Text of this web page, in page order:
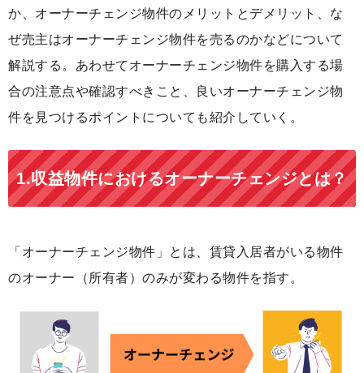
か、オーナーチェンジ物件のメリットとデメリット、な
ぜ売主はオーナーチェンジ物件を売るのかなどについて
解説する。あわせてオーナーチェンジ物件を購入する場
合の注意点や確認すべきこと、良いオーナーチェンジ物
件を見つけるポイントについても紹介していく。
1.収益物件におけるオーナーチェンジとは？
「オーナーチェンジ物件」とは、賃貸入居者がいる物件
のオーナー（所有者）のみが変わる物件を指す。